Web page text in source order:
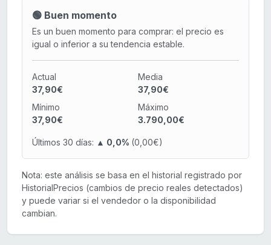
🟢 Buen momento
Es un buen momento para comprar: el precio es
igual o inferior a su tendencia estable.
Actual
37,90€
Media
37,90€
Mínimo
37,90€
Máximo
3.790,00€
Últimos 30 días: ▲ 0,0% (0,00€)
Nota: este análisis se basa en el historial registrado por
HistorialPrecios (cambios de precio reales detectados)
y puede variar si el vendedor o la disponibilidad
cambian.